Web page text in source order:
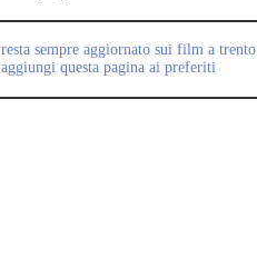
resta sempre aggiornato sui film a trento
aggiungi questa pagina ai preferiti